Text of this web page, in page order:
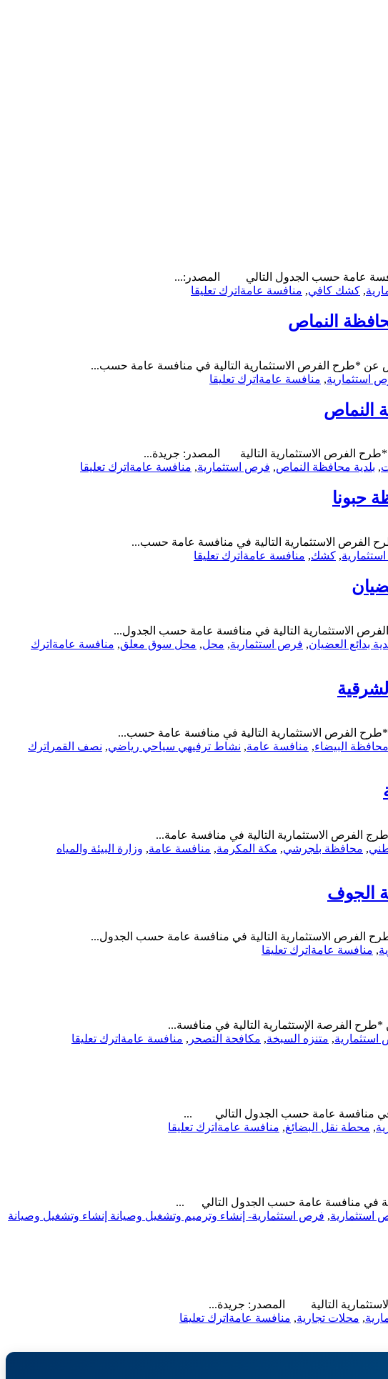
منافسة عامة حسب الجدول التالي المصدر:...
, كشك كافي, منافسة عامة اترك تعليقا
كشك-
النماص
عن *طرح الفرص الاستثمارية التالية في منافسة عامة حسب...
استثمارية, منافسة عامة اترك تعليقا
ترميم
شقق
محافظة
النماص
النماص
الفرص الاستثمارية التالية المصدر: جريدة...
, بلدية محافظة النماص, فرص استثمارية, منافسة عامة اترك تعليقا
حبونا
الفرص الاستثمارية التالية في منافسة عامة حسب...
, كشك, منافسة عامة اترك تعليقا
وصيانة
كشك
حبونا
بدائع العضيان, فرص استثمارية, محل, محل سوق معلق, منافسة عامة اترك
الفرص الاستثمارية التالية في منافسة عامة حسب...
محافظة البيضاء, منافسة عامة, نشاط ترفيهي سياحي رياضي, نصف القمر اترك
الفرص الاستثمارية التالية في منافسة عامة...
, محافظة بلجرشي, مكة المكرمة, منافسة عامة, وزارة البيئة والمياه
, منافسة عامة اترك تعليقا
وصيانة
وإدارة
حديقة
أمانة
منطقة
*طرح الفرصة الإستثمارية التالية في منافسة...
, متنزه السبخة, مكافحة التصحر , منافسة عامة اترك تعليقا
في منافسة عامة حسب الجدول التالي ...
, محطة نقل البضائغ, منافسة عامة اترك تعليقا
نقل
في منافسة عامة حسب الجدول التالي ...
استثمارية, فرص استثمارية- إنشاء وترميم وتشغيل وصيانة إنشاء وتشغيل وصيانة
التالية المصدر: جريدة...
, محلات تجارية, منافسة عامة اترك تعليقا